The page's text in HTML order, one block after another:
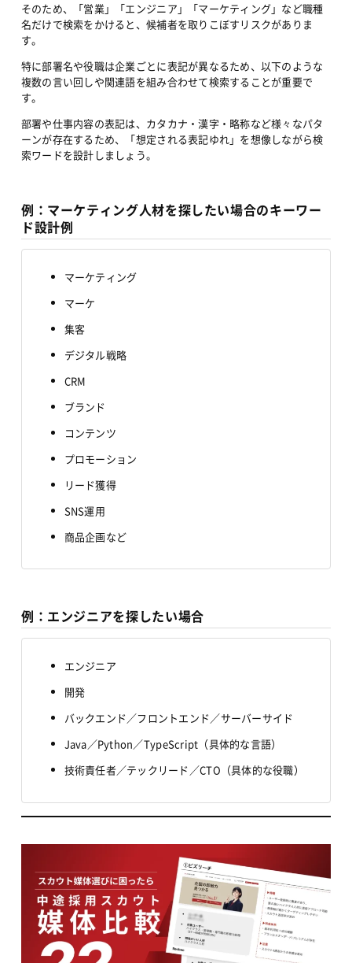
そのため、「営業」「エンジニア」「マーケティング」など職種
名だけで検索をかけると、候補者を取りこぼすリスクがありま
す。
特に部署名や役職は企業ごとに表記が異なるため、以下のような
複数の言い回しや関連語を組み合わせて検索することが重要で
す。
部署や仕事内容の表記は、カタカナ・漢字・略称など様々なパタ
ーンが存在するため、「想定される表記ゆれ」を想像しながら検
索ワードを設計しましょう。
例：マーケティング人材を探したい場合のキーワー
ド設計例
マーケティング
マーケ
集客
デジタル戦略
CRM
ブランド
コンテンツ
プロモーション
リード獲得
SNS運用
商品企画など
例：エンジニアを探したい場合
エンジニア
開発
バックエンド／フロントエンド／サーバーサイド
Java／Python／TypeScript（具体的な言語）
技術責任者／テックリード／CTO（具体的な役職）